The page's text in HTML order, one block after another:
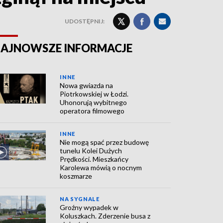
UDOSTĘPNIJ:
INFORMACJE
INNE
Nowa gwiazda na
Piotrkowskiej w Łodzi.
Uhonorują wybitnego
operatora filmowego
INNE
Nie mogą spać przez budowę
tunelu Kolei Dużych
Prędkości. Mieszkańcy
Karolewa mówią o nocnym
koszmarze
NA SYGNALE
Groźny wypadek w
Koluszkach. Zderzenie busa z